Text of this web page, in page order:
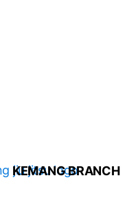
KEMANG BRANCH